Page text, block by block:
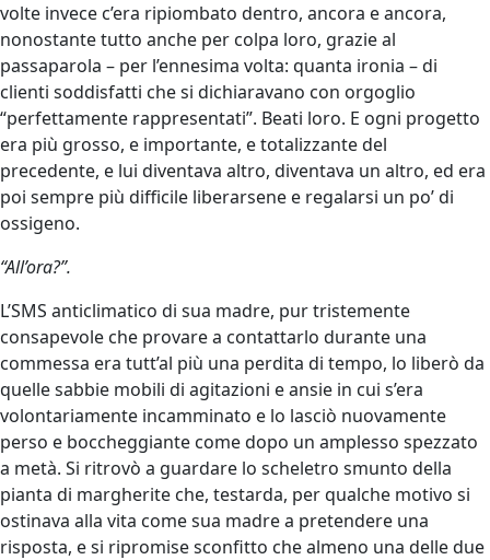
volte invece c’era ripiombato dentro, ancora e ancora,
nonostante tutto anche per colpa loro, grazie al
passaparola – per l’ennesima volta: quanta ironia – di
clienti soddisfatti che si dichiaravano con orgoglio
“perfettamente rappresentati”. Beati loro. E ogni progetto
era più grosso, e importante, e totalizzante del
precedente, e lui diventava altro, diventava un altro, ed era
poi sempre più difficile liberarsene e regalarsi un po’ di
ossigeno.
“All’ora?”.
L’SMS anticlimatico di sua madre, pur tristemente
consapevole che provare a contattarlo durante una
commessa era tutt’al più una perdita di tempo, lo liberò da
quelle sabbie mobili di agitazioni e ansie in cui s’era
volontariamente incamminato e lo lasciò nuovamente
perso e boccheggiante come dopo un amplesso spezzato
a metà. Si ritrovò a guardare lo scheletro smunto della
pianta di margherite che, testarda, per qualche motivo si
ostinava alla vita come sua madre a pretendere una
risposta, e si ripromise sconfitto che almeno una delle due